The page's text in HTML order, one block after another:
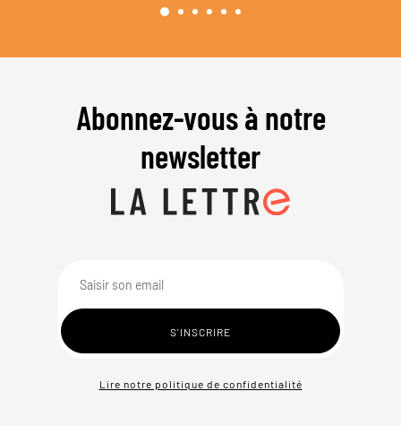
Abonnez-vous à notre
newsletter
Lire notre politique de confidentialité